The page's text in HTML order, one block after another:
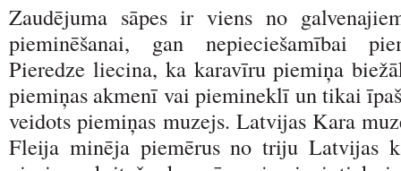
Zaudējuma sāpes ir viens no
pieminēšanai, gan nepieciešamībai
Pieredze liecina, ka karavīru piemiņa
piemiņas akmenī vai piemineklī un tikai
veidots piemiņas muzejs. Latvijas Kara
Fleija minēja piemērus no triju Latvijas